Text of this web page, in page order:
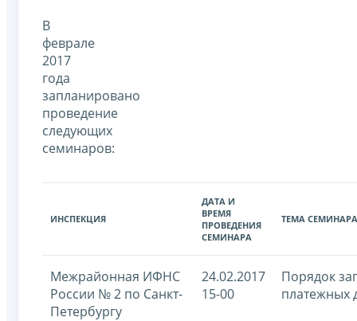
В
феврале
2017
года
запланировано
проведение
следующих
семинаров:
ИНСПЕКЦИЯ
ДАТА И
ВРЕМЯ
ПРОВЕДЕНИЯ
СЕМИНАРА
ТЕМА СЕМИНАРА
Межрайонная ИФНС
России № 2 по Санкт-
Петербургу
24.02.2017
15-00
Порядок
платежных